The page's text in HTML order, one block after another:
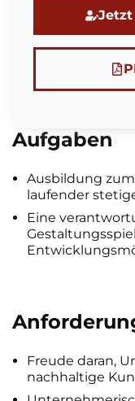
Aufgaben
Ausbildung
laufender
Eine
Freude daran,
nachhaltige
Jetzt